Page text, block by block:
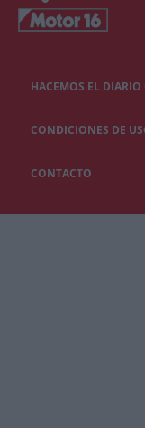
HACEMOS EL DIARIO
CONDICIONES DE
CONTACTO